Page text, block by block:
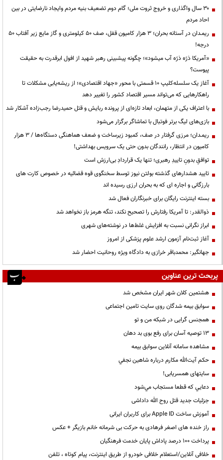
۳۰ سال واگذاری و خروج ثروت ملی؛ گام دوم تضعیف بنیه مردم وایجاد نارضایتی در بین
احاد مردم
ریمـدان در آستانه بحران؛ ۳ هزار کامیون قفل، صف ۵۰ کیلومتری و گاز مایع زیر آفتاب ۵۰
درجه!
«آمریکا ذرّه ذرّه آب میشود»؛ چگونه پیشبینی رهبر شهید از افول ابرقدرت به حقیقت
پیوست؟
آغاز یک سلسله‌کلیپ ۱۰ قسمتی با محور «جهاد اقتصادی»؛ از ریشه‌یابی مشکلات تا
راهکارهایی که می‌تواند مسیر اقتصاد کشور را تغییر دهد
با اعتراف یکی از متهمان، ابعاد تازه‌ای از پرونده ربایش و قتل حمیدرضا رجب‌زاده آشکار شد
بازی‌های لیگ برتر فوتبال با تماشاگر برگزار می‌شود
ریمـدان؛ مرزی گرفتار در صف، کمبود زیرساخت و ضعف هماهنگی دستگاه‌ها / ۳ هزار
کامیون در انتظار، رانندگان بدون حتی یک سرویس بهداشتی!
توافقِ بدونِ تاییدِ رهبری؛ تنها یک قراردادِ بی‌ارزش است
تایید هشدارهای گذشته بولتن نیوز توسط سخنگوی قوه قضائیه در خصوص کارت های
بارزگانی و اجاره ای که به بحران ارزی رسیده اند
بسته اینترنت رایگان برای خبرنگاران فعال شد
ذوالقدر: تا آمریکا رفتارش را تصحیح نکند، تنگه هرمز باز نخواهد شد
ابراز نگرانی نسبت به افزایش غلط‌ها در نوشته‌های شهری
آغاز ثبت‌نام آزمون ارشد علوم پزشکی از امروز
جهانگیر: محمدباقر خرازی به دادگاه ویژه روحانیت احضار شد
پربحث ترین عناوین
هشتمین کلان شهر ایران مشخص شد
سوابق بیمه شدگان روی سایت تامین اجتماعی
همجنس گرایی در شبکه من و تو
13 توصیه آسان برای رفع بوی بد دهان
مشاهده سامانه آنلاين سوابق بیمه
حكم آيت‌الله مكارم درباره شاهين نجفي
سایتهای همسریابی!
دعايي كه قطعا مستجاب مي‌شود
جزئیات جدید قتل روح الله داداشی
آموزش ساخت Apple ID برای کاربران ایرانی
راز خنده های اصغر فرهادی به حرکت بی شرمانه خانم بازیگر + عکس
پرداخت ۱۰۰ درصد پاداش پایان خدمت فرهنگیان
خلافی آنلاین/استعلام خلافی خودرو از طریق اینترنت، پیام کوتاه ، تلفن